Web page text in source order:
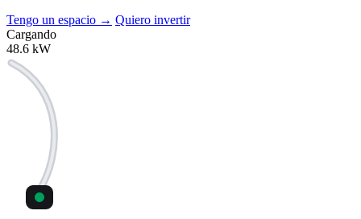
Tengo un espacio → Quiero invertir
Cargando
48.6 kW